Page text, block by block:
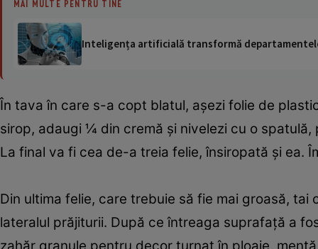
MAI MULTE PENTRU TINE
Inteligența artificială transformă
În tava în care s-a copt blatul, așezi folie de
sirop, adaugi ¼ din cremă și nivelezi cu o
La final va fi cea de-a treia felie, însiropată și ea.
Din ultima felie, care trebuie să fie mai groasă,
lateralul prăjiturii. După ce întreaga suprafață a